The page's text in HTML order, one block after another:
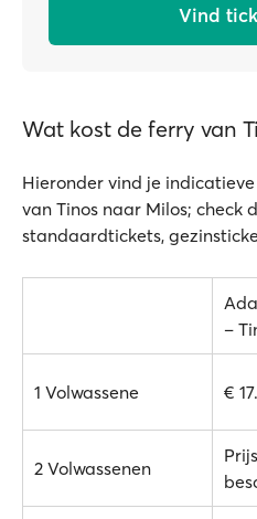
Vind
Wat kost de ferry van
Hieronder vind je
van Tinos naar Milos; check
standaardtickets,
–
1 Volwassene €
2 Volwassenen